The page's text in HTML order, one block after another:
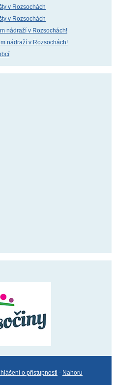
v Rozsochách
v Rozsochách
nádraží v Rozsochách!
nádraží v Rozsochách!
o přístupnosti - Nahoru